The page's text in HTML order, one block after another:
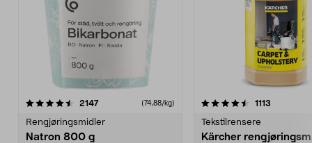
2147anmeldelser(74,88/kg)
Rengjøringsmidler
Natron 800 g
4.5 av 5 stjerner 1113
Tekstilrensere
Kärcher
4.5 av 5 stjerner